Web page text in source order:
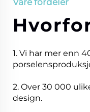
1. Vi har mer enn
2. Over 30 000
design.